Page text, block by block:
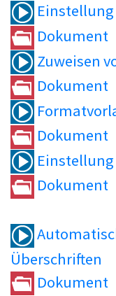
Dokument
Zuweisen
Dokument
Dokument
Dokument
Überschriften
Dokument